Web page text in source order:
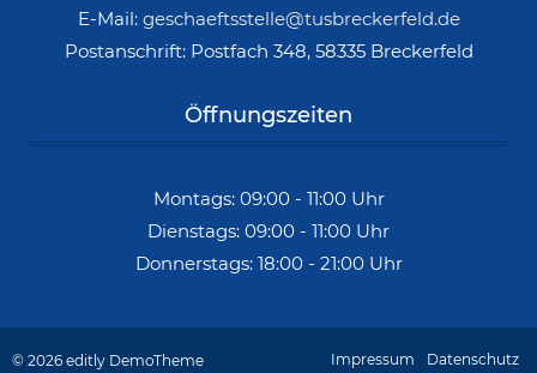
E-Mail: geschaeftsstelle@tusbreckerfeld.de
Postanschrift: Postfach 348, 58335 Breckerfeld
Öffnungszeiten
Montags: 09:00 - 11:00 Uhr
Dienstags: 09:00 - 11:00 Uhr
Donnerstags: 18:00 - 21:00 Uhr
© 2026 editly DemoTheme Impressum Datenschutz